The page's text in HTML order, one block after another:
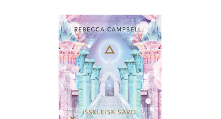
Dabar suprantu.
Kai kas nors tampa neaišku ar gyvenimas jus
gniuždo, jums tereikia pasižiūrėti ir tarti: Aš esu
Visą painiavą kaip ranka nuims. Praeis visas pyktis
ir apmaudas. Išgaruos sutrikimai ir nutrūkimai. Liks
tik meilė ir jūs, o tai yra vienas ir tas pats.